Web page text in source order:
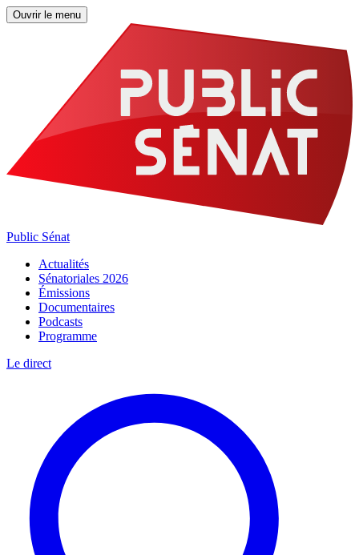
Ouvrir le menu
Public Sénat
Actualités
Sénatoriales 2026
Émissions
Documentaires
Podcasts
Programme
Le direct